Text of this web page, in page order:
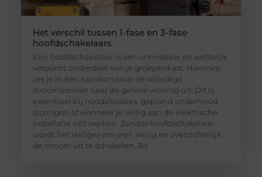
Het verschil tussen 1-fase en 3-fase
hoofdschakelaars
Een hoofdschakelaar is een onmisbaar en wettelijk
verplicht onderdeel van je groepenkast. Hiermee
zet je in één handomdraai de volledige
stroomtoevoer naar de gehele woning uit. Dit is
essentieel bij noodsituaties, gepland onderhoud,
storingen of wanneer je veilig aan de elektrische
installatie wilt werken. Zonder hoofdschakelaar
wordt het lastiger om snel, veilig en overzichtelijk
de stroom uit te schakelen. Bij